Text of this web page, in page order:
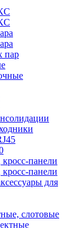
пар
панели
панели
для
слотовые